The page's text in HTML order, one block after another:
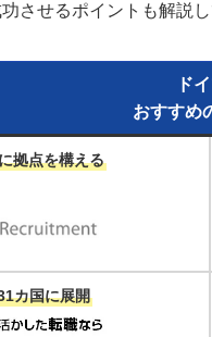
させるポイントも解説
ド
おすすめ
拠点を構える
カ国に展開